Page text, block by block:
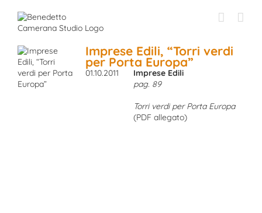
content
Imprese Edili, “Torri verdi
per Porta Europa”
Imprese Edili
pag. 89
Torri verdi per Porta Europa
(PDF allegato)
01.10.2011